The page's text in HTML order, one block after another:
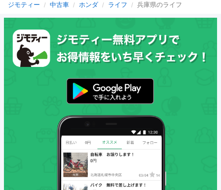
ジモティー 中古車 ホンダ ライフ 兵庫県のライフ